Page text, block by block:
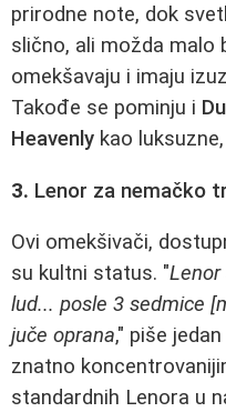
prirodne note, dok
slično, ali možda malo
omekšavaju i imaju
Takođe se pominju i
Heavenly kao
3. Lenor za nemačko
Ovi omekšivači,
su kultni status. "
lud... posle 3 sedmice
juče oprana," piše
znatno
standardnih Lenora u